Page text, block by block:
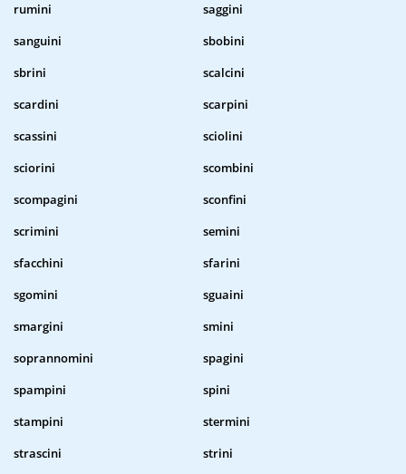
rumini
saggini
sanguini
sbobini
sbrini
scalcini
scardini
scarpini
scassini
sciolini
sciorini
scombini
scompagini
sconfini
scrimini
semini
sfacchini
sfarini
sgomini
sguaini
smargini
smini
soprannomini
spagini
spampini
spini
stampini
stermini
strascini
strini